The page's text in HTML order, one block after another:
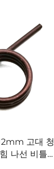
고대 청
나선 비틀림